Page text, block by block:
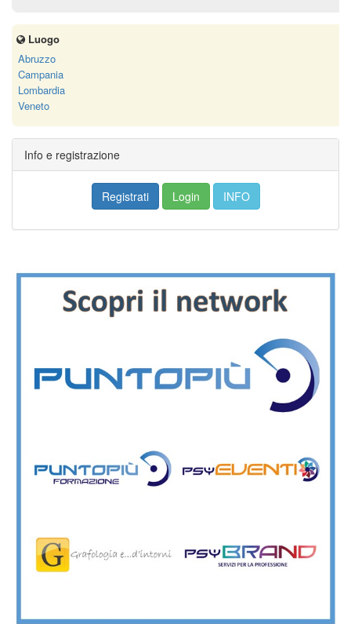
Luogo
Abruzzo
Campania
Lombardia
Veneto
Info e registrazione
Registrati Login INFO